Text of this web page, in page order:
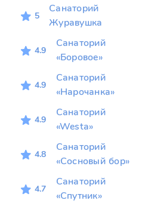
5
Санаторий
Журавушка
4.9
Санаторий
«Боровое»
4.9
Санаторий
«Нарочанка»
4.9
Санаторий
«Westa»
4.8
Санаторий
«Сосновый бор»
4.7
Санаторий
«Спутник»